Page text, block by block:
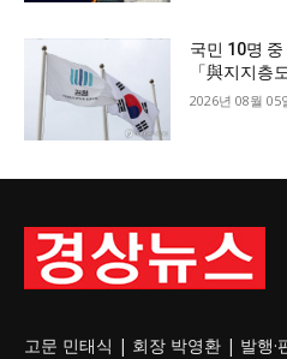
국민 10명
「與지지층
2026년 08월 05
고문 민태식 | 회장 박영환 | 발행